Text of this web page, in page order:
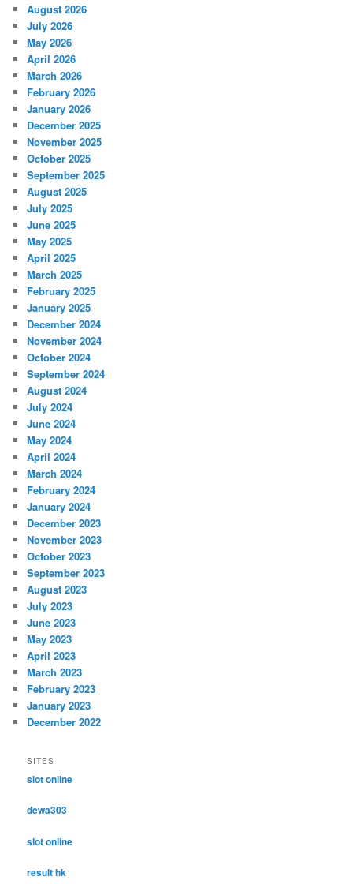
August 2026
July 2026
May 2026
April 2026
March 2026
February 2026
January 2026
December 2025
November 2025
October 2025
September 2025
August 2025
July 2025
June 2025
May 2025
April 2025
March 2025
February 2025
January 2025
December 2024
November 2024
October 2024
September 2024
August 2024
July 2024
June 2024
May 2024
April 2024
March 2024
February 2024
January 2024
December 2023
November 2023
October 2023
September 2023
August 2023
July 2023
June 2023
May 2023
April 2023
March 2023
February 2023
January 2023
December 2022
SITES
slot online
dewa303
slot online
result hk